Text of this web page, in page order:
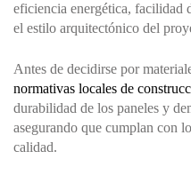
eficiencia energética, facilidad
el estilo arquitectónico del
Antes de decidirse por
normativas locales de
durabilidad de los paneles y
asegurando que cumplan con
calidad.